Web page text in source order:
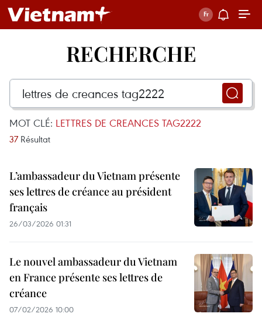
RECHERCHE
MOT CLÉ: LETTRES DE CREANCES TAG2222
37 Résultat
L’ambassadeur du Vietnam présente
ses lettres de créance au président
français
26/03/2026 01:31
Le nouvel ambassadeur du Vietnam
en France présente ses lettres de
créance
07/02/2026 10:00